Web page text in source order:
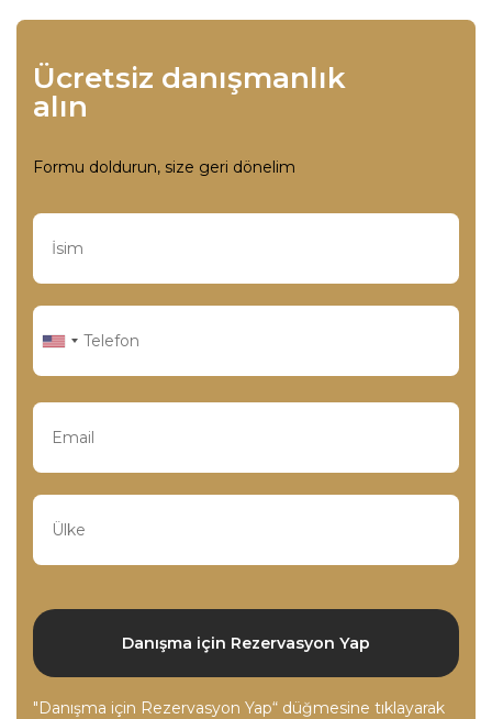
Ücretsiz danışmanlık
alın
Formu doldurun, size geri dönelim
"Danışma için Rezervasyon Yap“ düğmesine tıklayarak